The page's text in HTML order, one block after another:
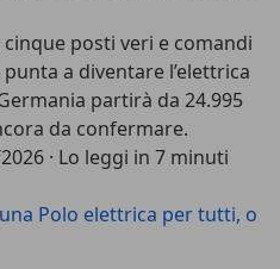
posti veri e comandi
a diventare l’elettrica
partirà da 24.995
da confermare.
· Lo leggi in 7 minuti
Polo elettrica per tutti, o